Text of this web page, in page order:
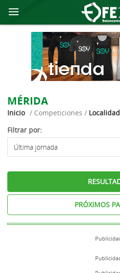
MÉRIDA
Inicio / Competiciones /
Filtrar por:
PRÓXIMOS